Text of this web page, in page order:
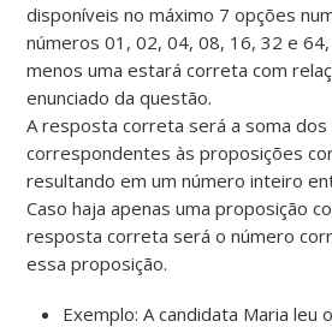
disponíveis no máximo 7 opções
números 01, 02, 04, 08, 16, 32 e
menos uma estará correta com
enunciado da questão.
A resposta correta será a soma dos
correspondentes às proposições
resultando em um número inteiro
Caso haja apenas uma proposição
resposta correta será o número
essa proposição.
Exemplo: A candidata Maria leu